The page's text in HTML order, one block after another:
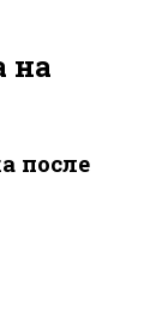
на
после